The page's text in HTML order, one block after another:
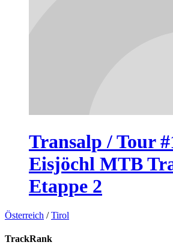
Transalp / Tour
Eisjöchl MTB
Etappe 2
Österreich /Tirol
TrackRank